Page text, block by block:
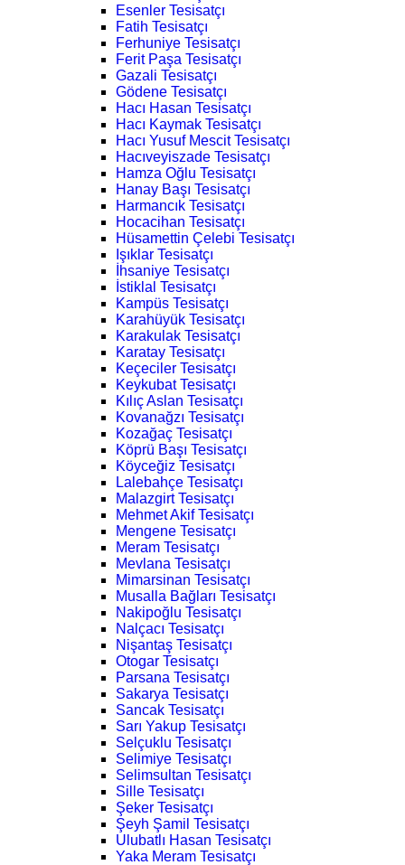
Esenler Tesisatçı
Fatih Tesisatçı
Ferhuniye Tesisatçı
Ferit Paşa Tesisatçı
Gazali Tesisatçı
Gödene Tesisatçı
Hacı Hasan Tesisatçı
Hacı Kaymak Tesisatçı
Hacı Yusuf Mescit Tesisatçı
Hacıveyiszade Tesisatçı
Hamza Oğlu Tesisatçı
Hanay Başı Tesisatçı
Harmancık Tesisatçı
Hocacihan Tesisatçı
Hüsamettin Çelebi Tesisatçı
Işıklar Tesisatçı
İhsaniye Tesisatçı
İstiklal Tesisatçı
Kampüs Tesisatçı
Karahüyük Tesisatçı
Karakulak Tesisatçı
Karatay Tesisatçı
Keçeciler Tesisatçı
Keykubat Tesisatçı
Kılıç Aslan Tesisatçı
Kovanağzı Tesisatçı
Kozağaç Tesisatçı
Köprü Başı Tesisatçı
Köyceğiz Tesisatçı
Lalebahçe Tesisatçı
Malazgirt Tesisatçı
Mehmet Akif Tesisatçı
Mengene Tesisatçı
Meram Tesisatçı
Mevlana Tesisatçı
Mimarsinan Tesisatçı
Musalla Bağları Tesisatçı
Nakipoğlu Tesisatçı
Nalçacı Tesisatçı
Nişantaş Tesisatçı
Otogar Tesisatçı
Parsana Tesisatçı
Sakarya Tesisatçı
Sancak Tesisatçı
Sarı Yakup Tesisatçı
Selçuklu Tesisatçı
Selimiye Tesisatçı
Selimsultan Tesisatçı
Sille Tesisatçı
Şeker Tesisatçı
Şeyh Şamil Tesisatçı
Ulubatlı Hasan Tesisatçı
Yaka Meram Tesisatçı